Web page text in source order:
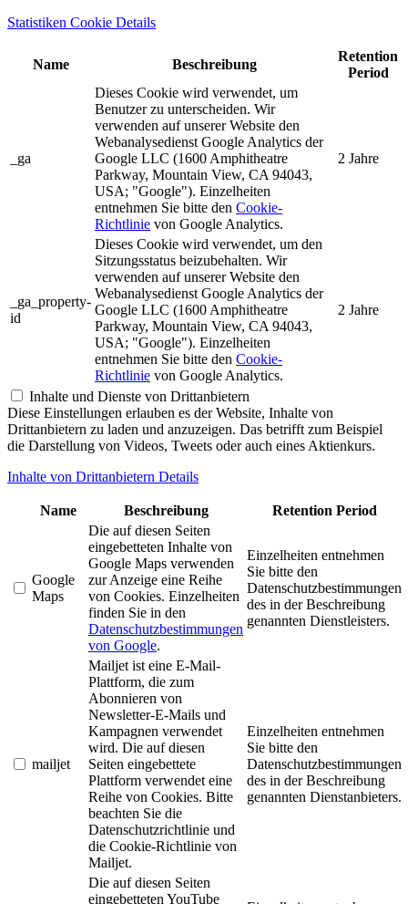
Statistiken Cookie Details
Name Beschreibung
Retention
Period
_ga
Dieses Cookie wird verwendet, um
Benutzer zu unterscheiden. Wir
verwenden auf unserer Website den
Webanalysedienst Google Analytics der
Google LLC (1600 Amphitheatre
Parkway, Mountain View, CA 94043,
USA; "Google"). Einzelheiten
entnehmen Sie bitte den Cookie-
Richtlinie von Google Analytics.
2 Jahre
_ga_property-
id
Dieses Cookie wird verwendet, um den
Sitzungsstatus beizubehalten. Wir
verwenden auf unserer Website den
Webanalysedienst Google Analytics der
Google LLC (1600 Amphitheatre
Parkway, Mountain View, CA 94043,
USA; "Google"). Einzelheiten
entnehmen Sie bitte den Cookie-
Richtlinie von Google Analytics.
2 Jahre
Inhalte und Dienste von Drittanbietern
Diese Einstellungen erlauben es der Website, Inhalte von
Drittanbietern zu laden und anzuzeigen. Das betrifft zum Beispiel
die Darstellung von Videos, Tweets oder auch eines Aktienkurs.
Inhalte von Drittanbietern Details
Name Beschreibung Retention Period
Google
Maps
Die auf diesen Seiten
eingebetteten Inhalte von
Google Maps verwenden
zur Anzeige eine Reihe
von Cookies. Einzelheiten
finden Sie in den
Datenschutzbestimmungen
von Google.
Einzelheiten entnehmen
Sie bitte den
Datenschutzbestimmungen
des in der Beschreibung
genannten Dienstleisters.
mailjet
Mailjet ist eine E-Mail-
Plattform, die zum
Abonnieren von
Newsletter-E-Mails und
Kampagnen verwendet
wird. Die auf diesen
Seiten eingebettete
Plattform verwendet eine
Reihe von Cookies. Bitte
beachten Sie die
Datenschutzrichtlinie und
die Cookie-Richtlinie von
Mailjet.
Einzelheiten entnehmen
Sie bitte den
Datenschutzbestimmungen
des in der Beschreibung
genannten Dienstanbieters.
Die auf diesen Seiten
eingebetteten YouTube